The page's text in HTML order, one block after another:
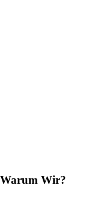
Warum Wir?